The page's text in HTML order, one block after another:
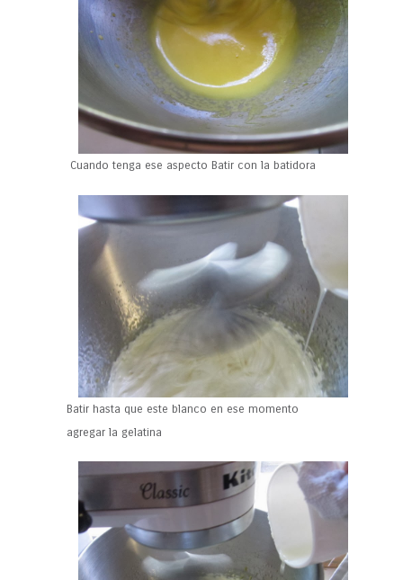
Cuando tenga ese aspecto Batir con la batidora
Batir hasta que este blanco en ese momento
agregar la gelatina